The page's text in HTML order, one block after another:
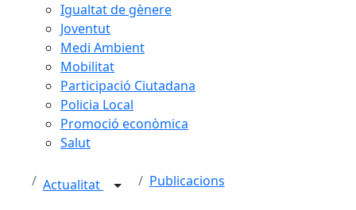
Igualtat de gènere
Joventut
Medi Ambient
Mobilitat
Participació Ciutadana
Policia Local
Promoció econòmica
Salut
Actualitat Publicacions